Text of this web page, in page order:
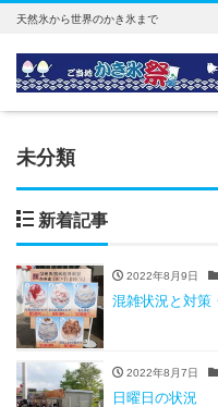
天然氷から世界のかき氷まで
未分類
新着記事
2022年8月9日
混雑状況と対策
2022年8月7日
日曜日の状況